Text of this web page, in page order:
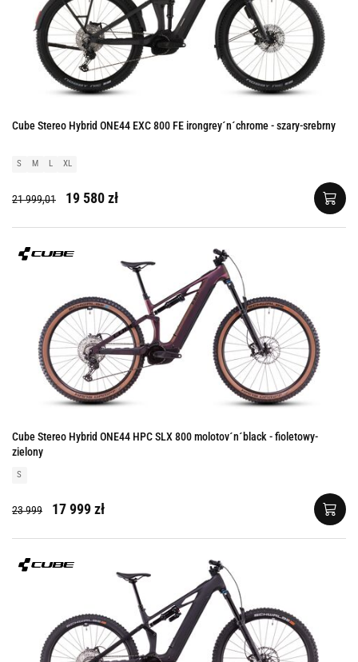
Cube Stereo Hybrid ONE44 EXC 800 FE irongrey´n´chrome - szary-srebrny
S M L XL
21 999,01 19 580 zł
Cube Stereo Hybrid ONE44 HPC SLX 800 molotov´n´black - fioletowy-
zielony
S
23 999 17 999 zł